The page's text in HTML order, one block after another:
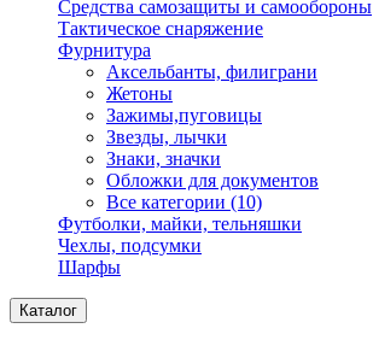
Средства самозащиты и самообороны
Тактическое снаряжение
Фурнитура
Аксельбанты, филиграни
Жетоны
Зажимы,пуговицы
Звезды, лычки
Знаки, значки
Обложки для документов
Все категории (10)
Футболки, майки, тельняшки
Чехлы, подсумки
Шарфы
Каталог